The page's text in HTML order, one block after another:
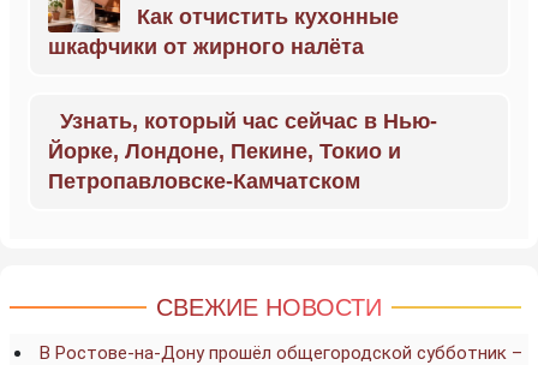
Как отчистить кухонные
шкафчики от жирного налёта
Узнать, который час сейчас в Нью-
Йорке, Лондоне, Пекине, Токио и
Петропавловске-Камчатском
СВЕЖИЕ НОВОСТИ
В Ростове-на-Дону прошёл общегородской субботник –